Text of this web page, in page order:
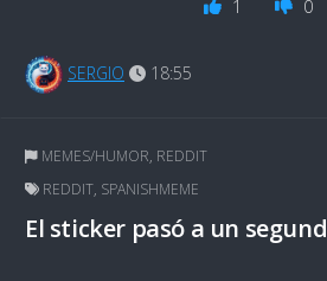
1 0
SERGIO 18:55
MEMES/HUMOR, REDDIT
REDDIT, SPANISHMEME
El sticker pasó a un